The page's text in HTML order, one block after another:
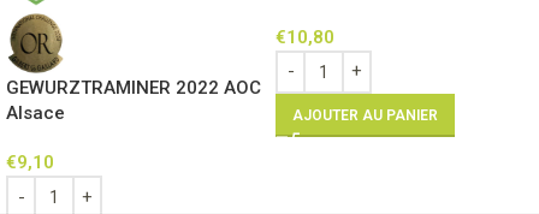
GEWURZTRAMINER 2022 AOC
Alsace
€9,10
€10,80
AJOUTER AU PANIER